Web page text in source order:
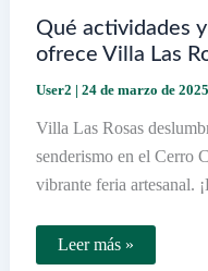
Qué actividades
ofrece Villa Las
User2 | 24 de marzo de 2025
Villa Las Rosas
senderismo en el Cerro
vibrante feria artesanal.
Qué
actividades
Leer más »